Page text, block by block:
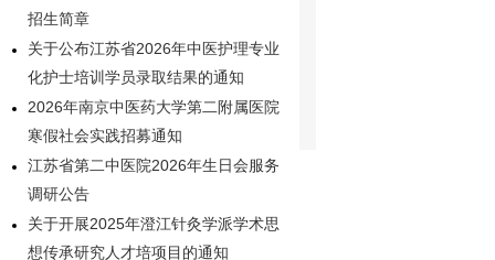
招生简章
关于公布江苏省2026年中医护理专业
化护士培训学员录取结果的通知
2026年南京中医药大学第二附属医院
寒假社会实践招募通知
江苏省第二中医院2026年生日会服务
调研公告
关于开展2025年澄江针灸学派学术思
想传承研究人才培项目的通知